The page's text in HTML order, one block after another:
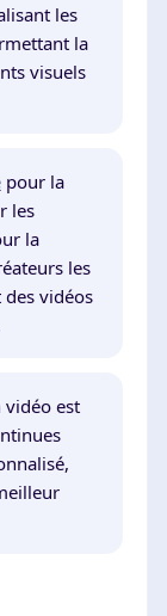
les
la
visuels
pour la
les
la
les
vidéos
vidéo est